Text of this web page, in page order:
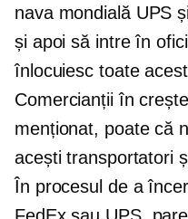
nava mondială UPS
și apoi să intre în
înlocuiesc toate
Comercianții în
menționat, poate că
acești transportatori
În procesul de a